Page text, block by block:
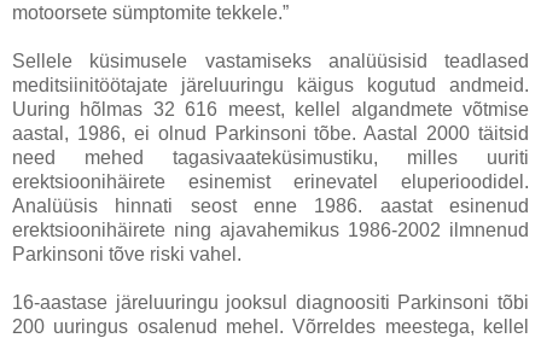
motoorsete sümptomite tekkele.”
Sellele küsimusele vastamiseks analüüsisid teadlased
meditsiinitöötajate järeluuringu käigus kogutud andmeid.
Uuring hõlmas 32 616 meest, kellel algandmete võtmise
aastal, 1986, ei olnud Parkinsoni tõbe. Aastal 2000 täitsid
need mehed tagasivaateküsimustiku, milles uuriti
erektsioonihäirete esinemist erinevatel eluperioodidel.
Analüüsis hinnati seost enne 1986. aastat esinenud
erektsioonihäirete ning ajavahemikus 1986-2002 ilmnenud
Parkinsoni tõve riski vahel.
16-aastase järeluuringu jooksul diagnoositi Parkinsoni tõbi
200 uuringus osalenud mehel. Võrreldes meestega, kellel